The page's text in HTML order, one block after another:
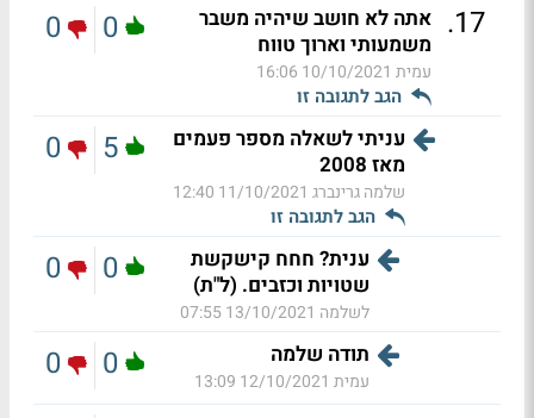
17
. אתה לא חושב שיהיה משבר
משמעותי וארוך טווח
עמית 10/10/2021 16:06
הגב לתגובה זו
0
0
עניתי לשאלה מספר פעמים
מאז 2008
שלמה גרינברג 11/10/2021 12:40
הגב לתגובה זו
5
0
ענית? חחח קישקשת
שטויות וכזבים. (ל"ת)
לשלמה 13/10/2021 07:55
0
0
תודה שלמה
עמית 12/10/2021 13:09
0
0